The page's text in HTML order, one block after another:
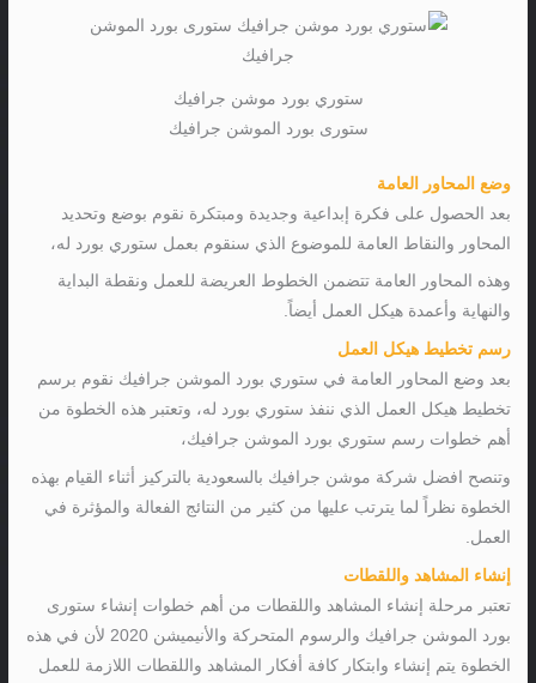
ستوري بورد موشن جرافيك
ستورى بورد الموشن جرافيك
وضع المحاور العامة
بعد الحصول على فكرة إبداعية وجديدة ومبتكرة نقوم بوضع وتحديد
المحاور والنقاط العامة للموضوع الذي سنقوم بعمل ستوري بورد له،
وهذه المحاور العامة تتضمن الخطوط العريضة للعمل ونقطة البداية
والنهاية وأعمدة هيكل العمل أيضاً.
رسم تخطيط هيكل العمل
بعد وضع المحاور العامة في ستوري بورد الموشن جرافيك نقوم برسم
تخطيط هيكل العمل الذي ننفذ ستوري بورد له، وتعتبر هذه الخطوة من
أهم خطوات رسم ستوري بورد الموشن جرافيك،
وتنصح افضل شركة موشن جرافيك بالسعودية بالتركيز أثناء القيام بهذه
الخطوة نظراً لما يترتب عليها من كثير من النتائج الفعالة والمؤثرة في
العمل.
إنشاء المشاهد واللقطات
تعتبر مرحلة إنشاء المشاهد واللقطات من أهم خطوات إنشاء ستورى
بورد الموشن جرافيك والرسوم المتحركة والأنيميشن 2020 لأن في هذه
الخطوة يتم إنشاء وابتكار كافة أفكار المشاهد واللقطات اللازمة للعمل